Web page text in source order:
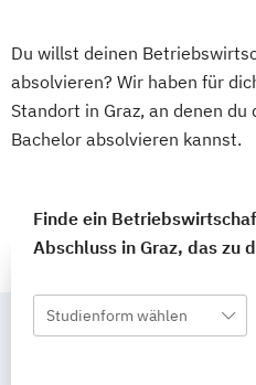
Du willst deinen
absolvieren? Wir haben für
Standort in Graz, an denen
Bachelor absolvieren kannst.
Finde ein
Abschluss in Graz, das zu
Studienform wählen